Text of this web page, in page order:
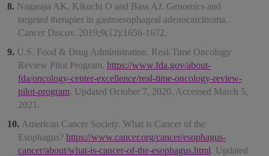
Nagaraja AK, Kikuchi O and Bass AJ. Genomics and
targeted therapies in gastroesophageal adenocarcinoma.
Cancer Discov. 2019;9(12):1656-1672.
U.S. Food & Drug Administration. Real-Time Oncology
Review Pilot Program. https://www.fda.gov/about-
fda/oncology-center-excellence/real-time-oncology-review-
pilot-program. Updated October 7, 2020. Accessed March 5,
2021.
American Cancer Society. What is Cancer of the
Esophagus? https://www.cancer.org/cancer/esophagus-
cancer/about/what-is-cancer-of-the-esophagus.html. Updated